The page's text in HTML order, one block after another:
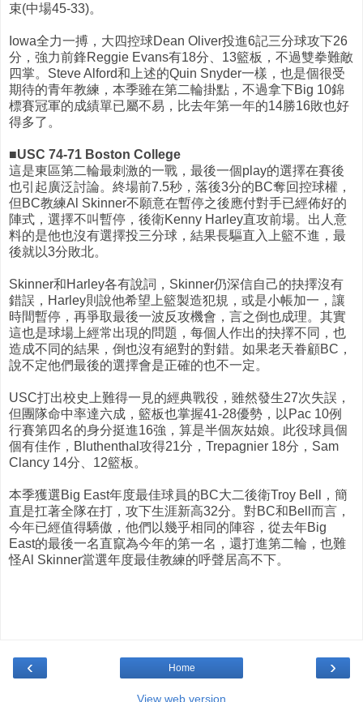
束(中場45-33)。
Iowa全力一搏，大四控球Dean Oliver投進6記三分球攻下26
分，強力前鋒Reggie Evans有18分、13籃板，不過雙拳難敵
四掌。Steve Alford和上述的Quin Snyder一樣，也是個很受
期待的青年教練，本季雖在第二輪掛點，不過拿下Big 10錦
標賽冠軍的成績單已屬不易，比去年第一年的14勝16敗也好
得多了。
■USC 74-71 Boston College
這是東區第二輪最刺激的一戰，最後一個play的選擇在賽後
也引起廣泛討論。終場前7.5秒，落後3分的BC奪回控球權，
但BC教練Al Skinner不願意在暫停之後應付對手已經佈好的
陣式，選擇不叫暫停，後衛Kenny Harley直攻前場。出人意
料的是他也沒有選擇投三分球，結果長驅直入上籃不進，最
後就以3分敗北。
Skinner和Harley各有說詞，Skinner仍深信自己的抉擇沒有
錯誤，Harley則說他希望上籃製造犯規，或是小帳加一，讓
時間暫停，再爭取最後一波反攻機會，言之倒也成理。其實
這也是球場上經常出現的問題，每個人作出的抉擇不同，也
造成不同的結果，倒也沒有絕對的對錯。如果老天眷顧BC，
說不定他們最後的選擇會是正確的也不一定。
USC打出校史上難得一見的經典戰役，雖然發生27次失誤，
但團隊命中率達六成，籃板也掌握41-28優勢，以Pac 10例
行賽第四名的身分挺進16強，算是半個灰姑娘。此役球員個
個有佳作，Bluthenthal攻得21分，Trepagnier 18分，Sam
Clancy 14分、12籃板。
本季獲選Big East年度最佳球員的BC大二後衛Troy Bell，簡
直是扛著全隊在打，攻下生涯新高32分。對BC和Bell而言，
今年已經值得驕傲，他們以幾乎相同的陣容，從去年Big
East的最後一名直竄為今年的第一名，還打進第二輪，也難
怪Al Skinner當選年度最佳教練的呼聲居高不下。
‹ ›
Home
View web version